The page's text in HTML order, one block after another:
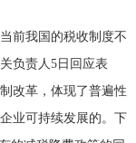
前我国的税收制度不
负责人5日回应表
改革，体现了普遍性
业可持续发展的。下